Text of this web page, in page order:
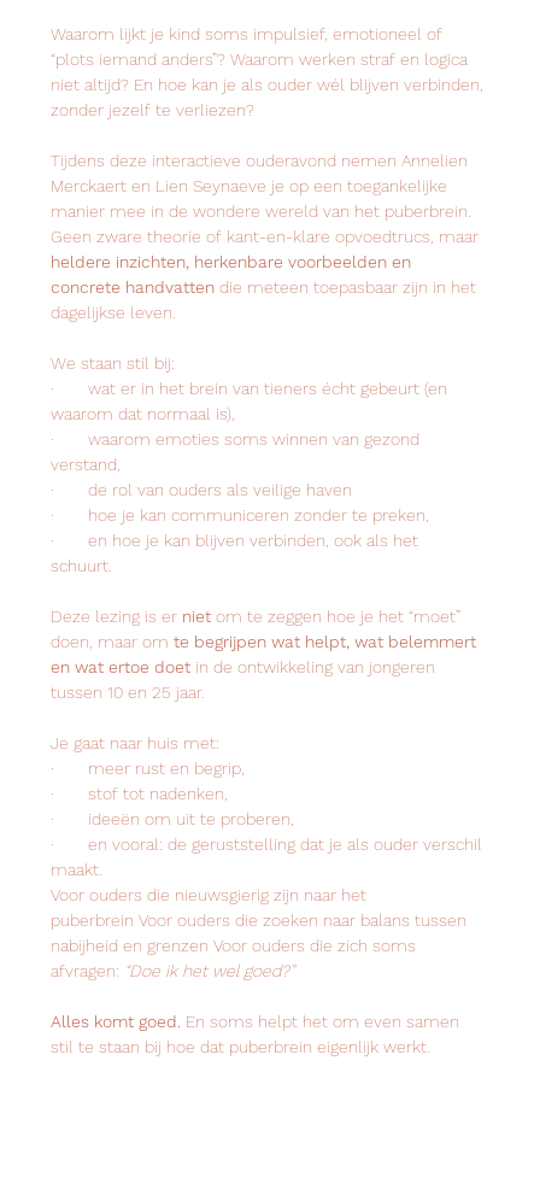
Waarom lijkt je kind soms impulsief, emotioneel of
“plots iemand anders”? Waarom werken straf en logica
niet altijd? En hoe kan je als ouder wél blijven verbinden,
zonder jezelf te verliezen?
Tijdens deze interactieve ouderavond nemen Annelien
Merckaert en Lien Seynaeve je op een toegankelijke
manier mee in de wondere wereld van het puberbrein.
Geen zware theorie of kant-en-klare opvoedtrucs, maar
heldere inzichten, herkenbare voorbeelden en
concrete handvatten die meteen toepasbaar zijn in het
dagelijkse leven.
We staan stil bij:
·       wat er in het brein van tieners écht gebeurt (en
waarom dat normaal is),
·       waarom emoties soms winnen van gezond
verstand,
·       de rol van ouders als veilige haven
·       hoe je kan communiceren zonder te preken,
·       en hoe je kan blijven verbinden, ook als het
schuurt.
Deze lezing is er niet om te zeggen hoe je het “moet”
doen, maar om te begrijpen wat helpt, wat belemmert
en wat ertoe doet in de ontwikkeling van jongeren
tussen 10 en 25 jaar.
Je gaat naar huis met:
·       meer rust en begrip,
·       stof tot nadenken,
·       ideeën om uit te proberen,
·       en vooral: de geruststelling dat je als ouder verschil
maakt.
Voor ouders die nieuwsgierig zijn naar het
puberbrein Voor ouders die zoeken naar balans tussen
nabijheid en grenzen Voor ouders die zich soms
afvragen: “Doe ik het wel goed?”
Alles komt goed. En soms helpt het om even samen
stil te staan bij hoe dat puberbrein eigenlijk werkt.